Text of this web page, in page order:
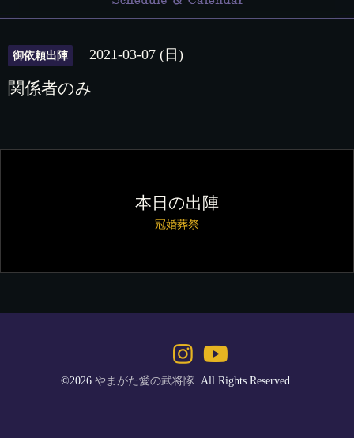
御依頼出陣 2021-03-07 (日)
関係者のみ
本日の出陣
冠婚葬祭
©2026 やまがた愛の武将隊. All Rights Reserved.